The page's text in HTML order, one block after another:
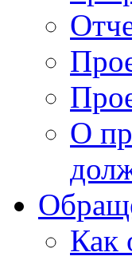
О
Как